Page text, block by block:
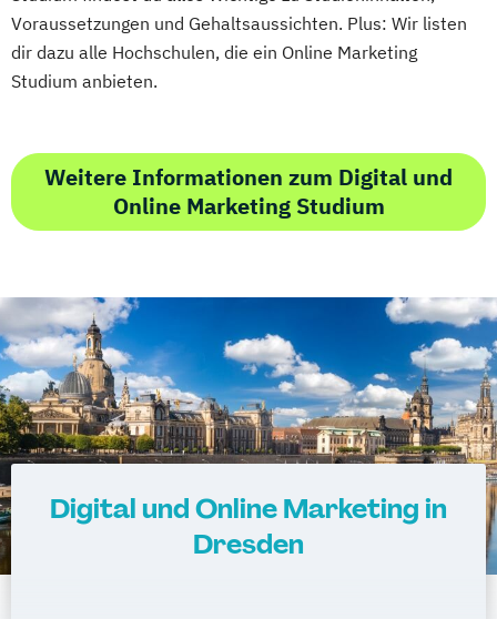
Voraussetzungen und Gehaltsaussichten. Plus: Wir listen
dir dazu alle Hochschulen, die ein Online Marketing
Studium anbieten.
Weitere Informationen zum Digital und
Online Marketing Studium
Digital und Online Marketing in
Dresden